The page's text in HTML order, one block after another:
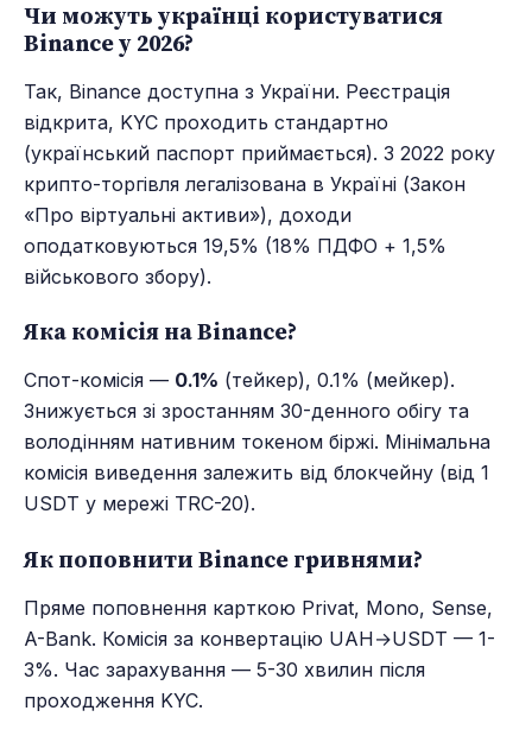
Чи можуть українці користуватися
Binance у 2026?
Так, Binance доступна з України. Реєстрація
відкрита, KYC проходить стандартно
(український паспорт приймається). З 2022 року
крипто-торгівля легалізована в Україні (Закон
«Про віртуальні активи»), доходи
оподатковуються 19,5% (18% ПДФО + 1,5%
військового збору).
Яка комісія на Binance?
Спот-комісія — 0.1% (тейкер), 0.1% (мейкер).
Знижується зі зростанням 30-денного обігу та
володінням нативним токеном біржі. Мінімальна
комісія виведення залежить від блокчейну (від 1
USDT у мережі TRC-20).
Як поповнити Binance гривнями?
Пряме поповнення карткою Privat, Mono, Sense,
A-Bank. Комісія за конвертацію UAH→USDT — 1-
3%. Час зарахування — 5-30 хвилин після
проходження KYC.